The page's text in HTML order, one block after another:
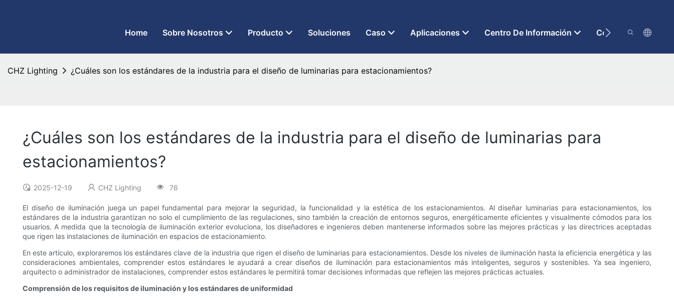
Home Sobre Nosotros Producto Soluciones Caso Aplicaciones Centro De Información Contáctenos
CHZ Lighting ¿Cuáles son los estándares de la industria para el diseño de luminarias para estacionamientos?
¿Cuáles son los estándares de la industria para el diseño de luminarias para
estacionamientos?
2025-12-19 CHZ Lighting 76
El diseño de iluminación juega un papel fundamental para mejorar la seguridad, la funcionalidad y la estética de los estacionamientos. Al diseñar luminarias para estacionamientos, los
estándares de la industria garantizan no solo el cumplimiento de las regulaciones, sino también la creación de entornos seguros, energéticamente eficientes y visualmente cómodos para los
usuarios. A medida que la tecnología de iluminación exterior evoluciona, los diseñadores e ingenieros deben mantenerse informados sobre las mejores prácticas y las directrices aceptadas
que rigen las instalaciones de iluminación en espacios de estacionamiento.
En este artículo, exploraremos los estándares clave de la industria que rigen el diseño de luminarias para estacionamientos. Desde los niveles de iluminación hasta la eficiencia energética y las
consideraciones ambientales, comprender estos estándares le ayudará a crear diseños de iluminación para estacionamientos más inteligentes, seguros y sostenibles. Ya sea ingeniero,
arquitecto o administrador de instalaciones, comprender estos estándares le permitirá tomar decisiones informadas que reflejen las mejores prácticas actuales.
Comprensión de los requisitos de iluminación y los estándares de uniformidad